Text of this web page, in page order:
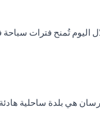
هي بلدة ساحلية